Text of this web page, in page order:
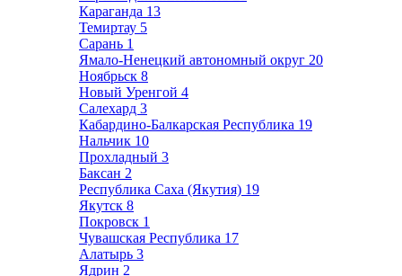
Караганда 13
Темиртау 5
Сарань 1
Ямало-Ненецкий автономный округ 20
Ноябрьск 8
Новый Уренгой 4
Салехард 3
Кабардино-Балкарская Республика 19
Нальчик 10
Прохладный 3
Баксан 2
Республика Саха (Якутия) 19
Якутск 8
Покровск 1
Чувашская Республика 17
Алатырь 3
Ядрин 2